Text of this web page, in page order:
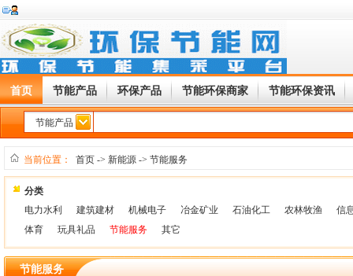
首页 节能产品 环保产品 节能环保商家 节能环保资讯
节能产品
当前位置： 首页 -> 新能源 -> 节能服务
分类
电力水利
建筑建材 机械电子 冶金矿业 石油化工 农林牧渔
信
体育
玩具礼品 节能服务 其它
节能服务